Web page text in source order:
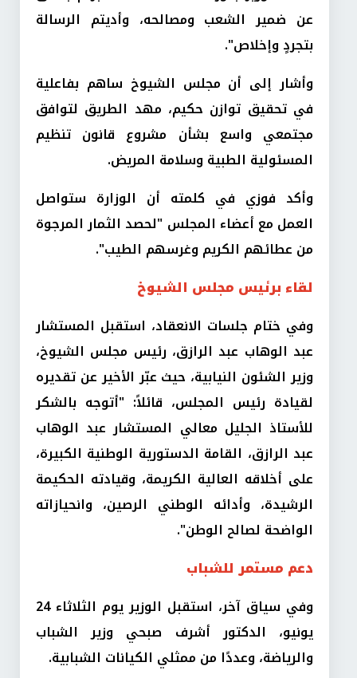
عن ضمير الشعب ومصالحه، وأديتم الرسالة
بتجردٍ وإخلاص".
وأشار إلى أن مجلس الشيوخ ساهم بفاعلية
في تحقيق توازن حكيم، مهد الطريق لتوافق
مجتمعي واسع بشأن مشروع قانون تنظيم
المسئولية الطبية وسلامة المريض.
وأكد فوزي في كلمته أن الوزارة ستواصل
العمل مع أعضاء المجلس "لحصد الثمار المرجوة
من عطائهم الكريم وغرسهم الطيب".
لقاء برئيس مجلس الشيوخ
وفي ختام جلسات الانعقاد، استقبل المستشار
عبد الوهاب عبد الرازق، رئيس مجلس الشيوخ،
وزير الشئون النيابية، حيث عبّر الأخير عن تقديره
لقيادة رئيس المجلس، قائلاً: "أتوجه بالشكر
للأستاذ الجليل معالي المستشار عبد الوهاب
عبد الرازق، القامة الدستورية الوطنية الكبيرة،
على أخلاقه العالية الكريمة، وقيادته الحكيمة
الرشيدة، وأدائه الوطني الرصين، وانحيازاته
الواضحة لصالح الوطن".
دعم مستمر للشباب
وفي سياق آخر، استقبل الوزير يوم الثلاثاء 24
يونيو، الدكتور أشرف صبحي وزير الشباب
والرياضة، وعددًا من ممثلي الكيانات الشبابية.